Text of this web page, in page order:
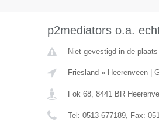
p2mediators o.a.
Niet gevestigd in de
Friesland » Heerenveen|
Fok 68, 8441 BR
Tel: 0513-677189, Fax: